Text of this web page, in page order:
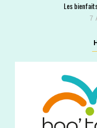
Les
7